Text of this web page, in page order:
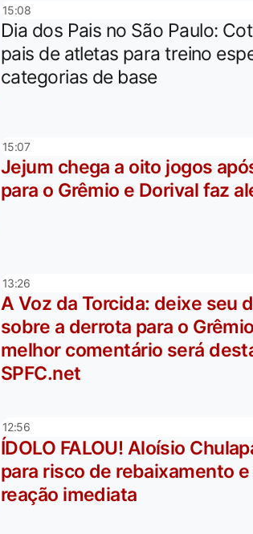
15:08
Dia dos Pais no São Paulo:
pais de atletas para treino
categorias de base
15:07
Jejum chega a oito jogos
para o Grêmio e Dorival faz
13:26
A Voz da Torcida: deixe seu
sobre a derrota para o
melhor comentário será
SPFC.net
12:56
ÍDOLO FALOU! Aloísio
para risco de rebaixamento
reação imediata